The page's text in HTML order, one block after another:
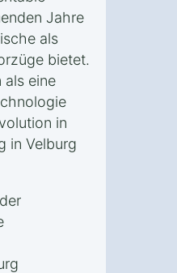
Jahre
als
bietet.
als eine
in
in Velburg